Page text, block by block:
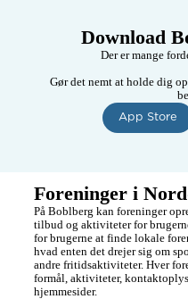
Download
Der er mange
Gør det nemt at holde dig
App Store
Foreninger i
På Boblberg kan foreninger
tilbud og aktiviteter for
for brugerne at finde lokale
hvad enten det drejer sig om
andre fritidsaktiviteter. Hver
formål, aktiviteter,
hjemmesider.